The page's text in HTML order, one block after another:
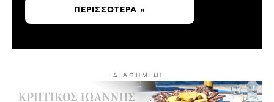
ΠΕΡΙΣΣΌΤΕΡΑ »
- Δ Ι Α Φ Η Μ Ι ΣΗ -